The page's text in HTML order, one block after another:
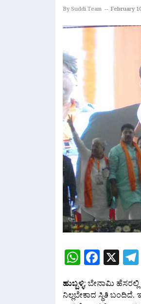
By Suddi Team February
X
ಹುಬ್ಬಳ್ಳಿ: ಬೇನಾಮಿ
ನಿಲ್ಲಬೇಕಾದ ಸ್ಥಿತಿ